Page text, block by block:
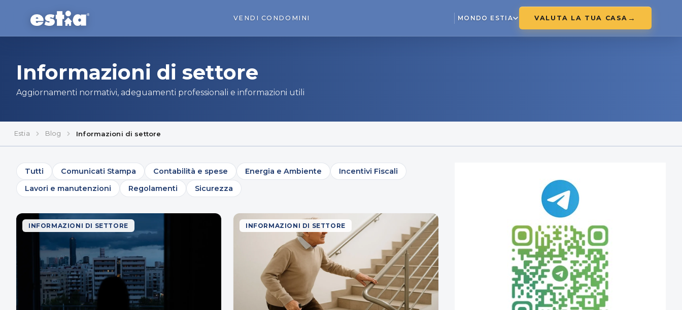
VENDI CONDOMINI MONDO ESTIA VALUTA LA TUA CASA
Informazioni di settore
Aggiornamenti normativi, adeguamenti professionali e informazioni utili
Estia Blog Informazioni di settore
Tutti Comunicati Stampa Contabilità e spese Energia e Ambiente
Incentivi Fiscali
Lavori e manutenzioni
Regolamenti Sicurezza
INFORMAZIONI DI SETTORE INFORMAZIONI DI SETTORE